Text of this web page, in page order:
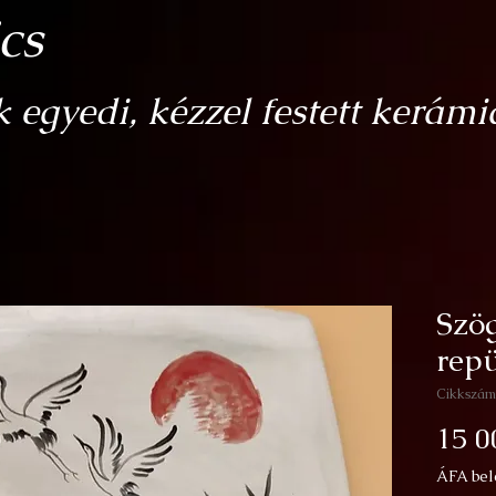
egyedi, kézzel festett
15
ÁFA